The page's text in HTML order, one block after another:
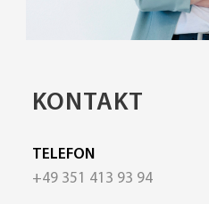
KONTAKT
TELEFON
+49 351 413 93 94